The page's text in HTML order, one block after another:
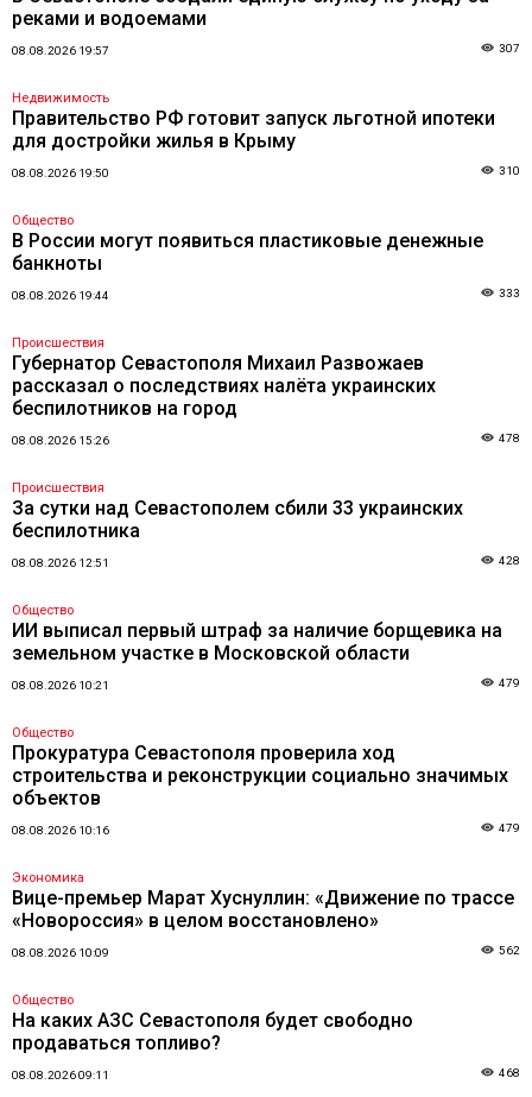
реками и водоемами
08.08.2026 19:57 307
Недвижимость
Правительство РФ готовит запуск льготной ипотеки
для достройки жилья в Крыму
08.08.2026 19:50 310
Общество
В России могут появиться пластиковые денежные
банкноты
08.08.2026 19:44 333
Происшествия
Губернатор Севастополя Михаил Развожаев
рассказал о последствиях налёта украинских
беспилотников на город
08.08.2026 15:26 478
Происшествия
За сутки над Севастополем сбили 33 украинских
беспилотника
08.08.2026 12:51 428
Общество
ИИ выписал первый штраф за наличие борщевика на
земельном участке в Московской области
08.08.2026 10:21 479
Общество
Прокуратура Севастополя проверила ход
строительства и реконструкции социально значимых
объектов
08.08.2026 10:16 479
Экономика
Вице-премьер Марат Хуснуллин: «Движение по трассе
«Новороссия» в целом восстановлено»
08.08.2026 10:09 562
Общество
На каких АЗС Севастополя будет свободно
продаваться топливо?
08.08.2026 09:11 468